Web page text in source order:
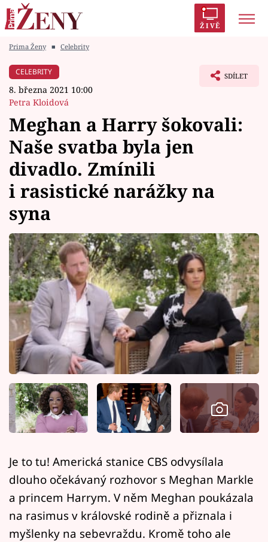
ŽIVĚ
Módní alarm
Témata
Celebrity
Vztahy
Seriály
Horoskopy
Sledujte prima+
Filmový festival Karlovy Vary
Pořady
Mámy sobě
Přihlášení
Sledujte nás
Prima Ženy ■ Celebrity
CELEBRITY
8. března 2021 10:00
Petra Kloidová
SDÍLET
Meghan a Harry šokovali:
Naše svatba byla jen
divadlo. Zmínili
i rasistické narážky na
syna
Je to tu! Americká stanice CBS odvysílala
dlouho očekávaný rozhovor s Meghan Markle
a princem Harrym. V něm Meghan poukázala
na rasimus v královské rodině a přiznala i
myšlenky na sebevraždu. Kromě toho ale